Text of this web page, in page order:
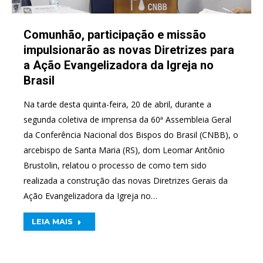
Comunhão, participação e missão
impulsionarão as novas Diretrizes para
a Ação Evangelizadora da Igreja no
Brasil
Na tarde desta quinta-feira, 20 de abril, durante a
segunda coletiva de imprensa da 60ª Assembleia Geral
da Conferência Nacional dos Bispos do Brasil (CNBB), o
arcebispo de Santa Maria (RS), dom Leomar Antônio
Brustolin, relatou o processo de como tem sido
realizada a construção das novas Diretrizes Gerais da
Ação Evangelizadora da Igreja no…
LEIA MAIS